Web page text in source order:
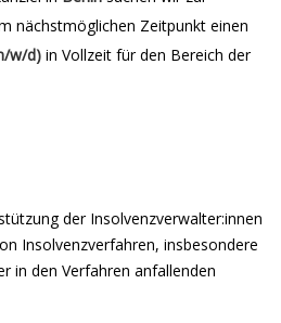
nächstmöglichen Zeitpunkt einen
w/d) in Vollzeit für den Bereich der
der Insolvenzverwalter:innen
Insolvenzverfahren, insbesondere
in den Verfahren anfallenden